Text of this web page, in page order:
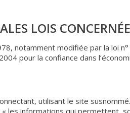
LOIS
notamment modifiée par la loi
pour la confiance dans
utilisant le site susnommé.